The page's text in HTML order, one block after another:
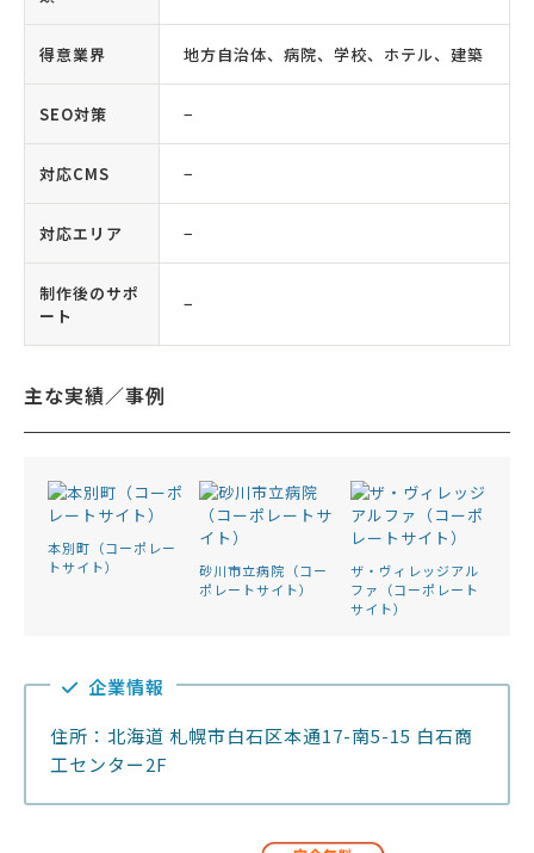
得意業界 地方自治体、病院、学校、ホテル、建築
SEO対策 −
対応CMS −
対応エリア −
制作後のサポ
ート
−
主な実績／事例
本別町（コーポレー
トサイト）
砂川市立病院（コー
ポレートサイト）
ザ・ヴィレッジアル
ファ（コーポレート
サイト）
企業情報
住所：北海道 札幌市白石区本通17-南5-15 白石商
工センター2F